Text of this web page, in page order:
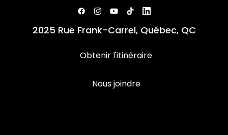
2025 Rue Frank-Carrel, Québec, QC
Obtenir l'itinéraire
Nous joindre